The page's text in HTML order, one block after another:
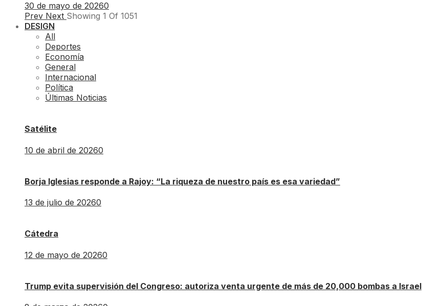
30 de mayo de 20260
Prev Next Showing 1 Of 1051
DESIGN
All
Deportes
Economía
General
Internacional
Política
Últimas Noticias
Satélite
10 de abril de 20260
Borja Iglesias responde a Rajoy: “La riqueza de nuestro país es esa variedad”
13 de julio de 20260
Cátedra
12 de mayo de 20260
Trump evita supervisión del Congreso: autoriza venta urgente de más de 20,000 bombas a Israel